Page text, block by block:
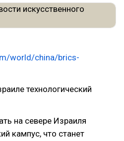
world/china/brics-
технологический
на севере Израиля
кампус, что станет